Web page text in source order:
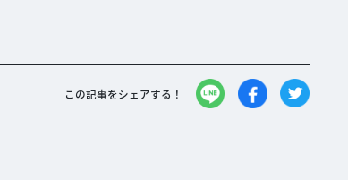
この記事をシェアする！